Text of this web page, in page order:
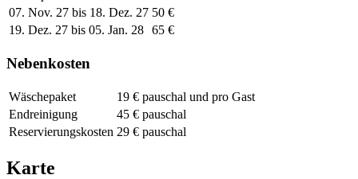
07. Nov. 27 bis 18. Dez. 27 50 €
19. Dez. 27 bis 05. Jan. 28 65 €
Nebenkosten
Wäschepaket
19 € pauschal und pro Gast
Endreinigung
45 € pauschal
Reservierungskosten 29 € pauschal
Karte